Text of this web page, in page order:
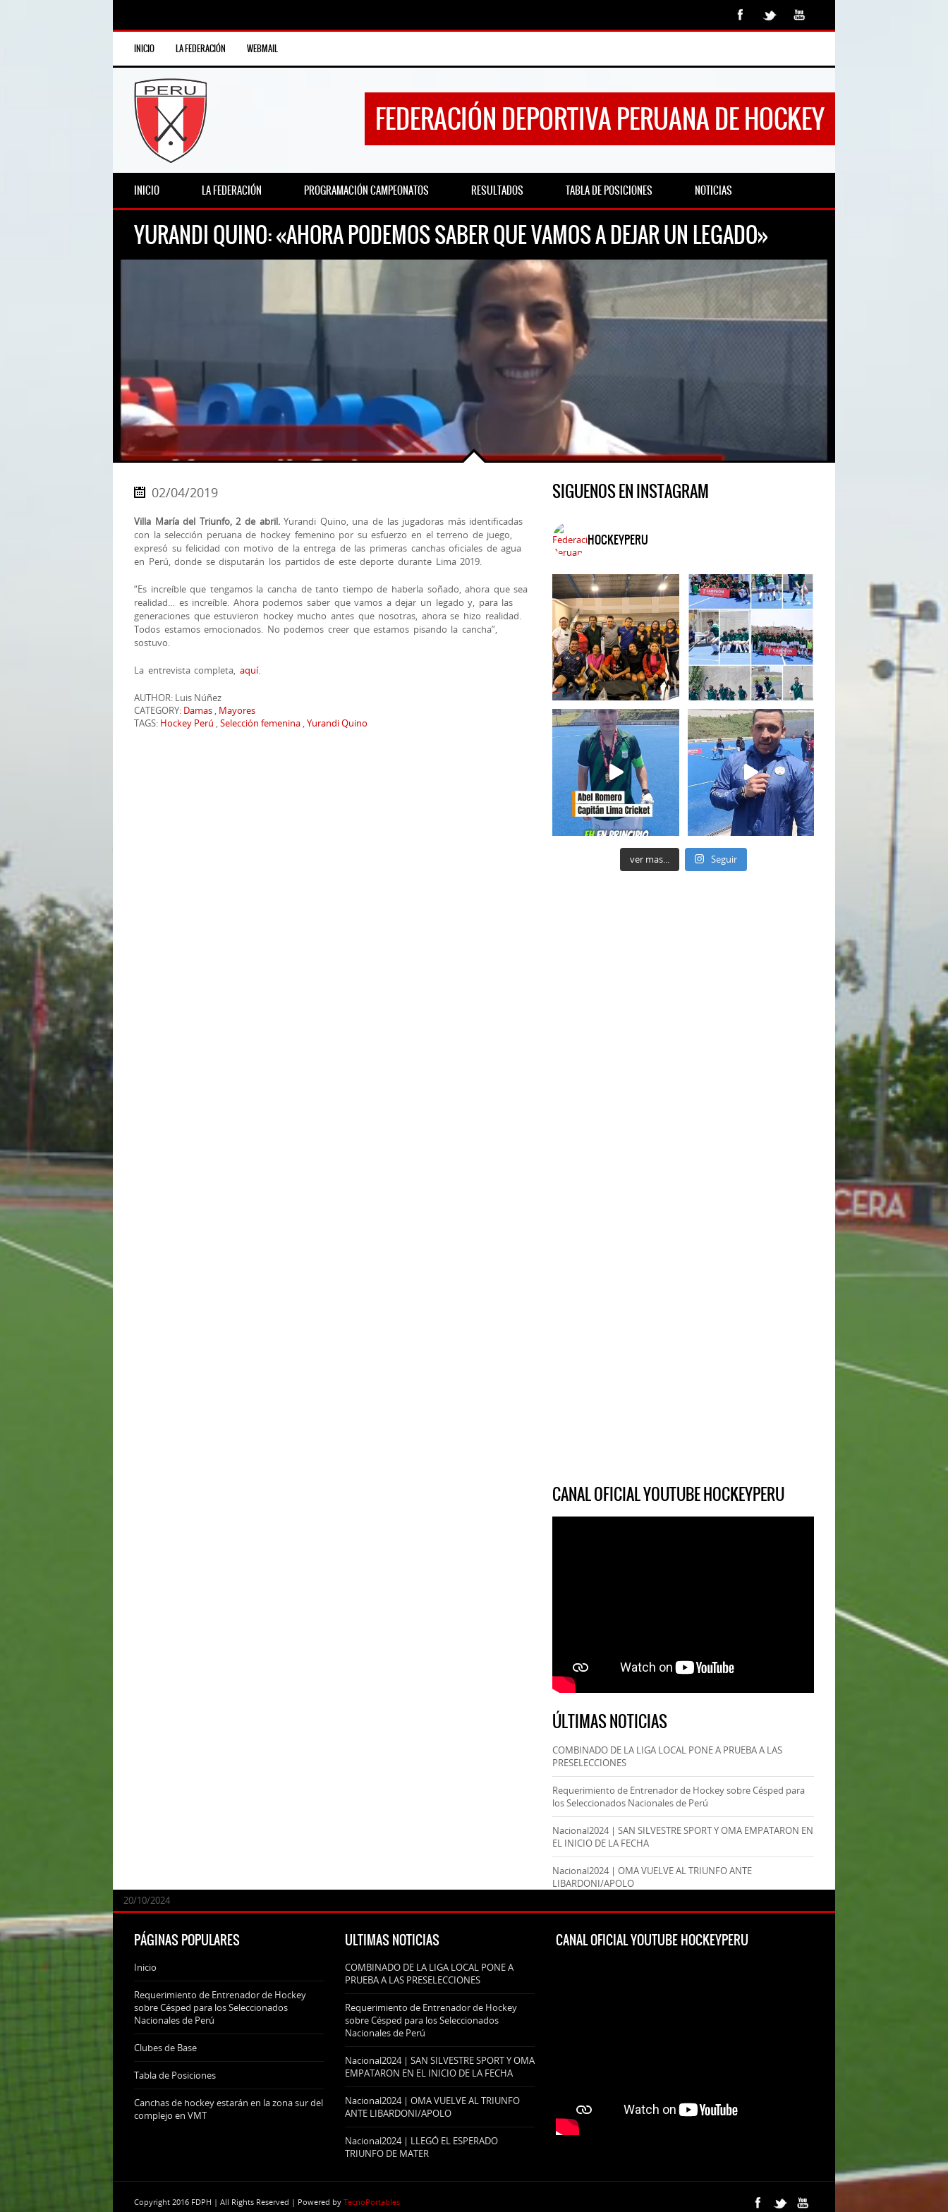
INICIO LA FEDERACIÓN WEBMAIL
FEDERACIÓN DEPORTIVA PERUANA DE HOCKEY
INICIO LA FEDERACIÓN PROGRAMACIÓN CAMPEONATOS RESULTADOS TABLA DE POSICIONES NOTICIAS
YURANDI QUINO: «AHORA PODEMOS SABER QUE VAMOS A DEJAR UN LEGADO»
02/04/2019
Villa María del Triunfo, 2 de abril.Yurandi Quino, una de las jugadoras más identificadas
con la selección peruana de hockey femenino por su esfuerzo en el terreno de juego,
expresó su felicidad con motivo de la entrega de las primeras canchas oficiales de agua
en Perú, donde se disputarán los partidos de este deporte durante Lima 2019.
“Es increíble que tengamos la cancha de tanto tiempo de haberla soñado, ahora que sea
realidad… es increíble. Ahora podemos saber que vamos a dejar un legado y, para las
generaciones que estuvieron hockey mucho antes que nosotras, ahora se hizo realidad.
Todos estamos emocionados. No podemos creer que estamos pisando la cancha”,
sostuvo.
La entrevista completa, aquí.
AUTHOR: Luis Núñez
CATEGORY: Damas , Mayores
TAGS: Hockey Perú ,Selección femenina ,Yurandi Quino
SIGUENOS EN INSTAGRAM
HOCKEYPERU
ver mas... Seguir
CANAL OFICIAL YOUTUBE HOCKEYPERU
ÚLTIMAS NOTICIAS
COMBINADO DE LA LIGA LOCAL PONE A PRUEBA A LAS
PRESELECCIONES
24/09/2025
Requerimiento de Entrenador de Hockey sobre Césped para
los Seleccionados Nacionales de Perú
07/11/2024
Nacional2024 | SAN SILVESTRE SPORT Y OMA EMPATARON EN
EL INICIO DE LA FECHA
20/10/2024
Nacional2024 | OMA VUELVE AL TRIUNFO ANTE
LIBARDONI/APOLO
20/10/2024
PÁGINAS POPULARES
Inicio
Requerimiento de Entrenador de Hockey
sobre Césped para los Seleccionados
Nacionales de Perú
Clubes de Base
Tabla de Posiciones
Canchas de hockey estarán en la zona sur del
complejo en VMT
ULTIMAS NOTICIAS
COMBINADO DE LA LIGA LOCAL PONE A
PRUEBA A LAS PRESELECCIONES
Requerimiento de Entrenador de Hockey
sobre Césped para los Seleccionados
Nacionales de Perú
Nacional2024 | SAN SILVESTRE SPORT Y OMA
EMPATARON EN EL INICIO DE LA FECHA
Nacional2024 | OMA VUELVE AL TRIUNFO
ANTE LIBARDONI/APOLO
Nacional2024 | LLEGÓ EL ESPERADO
TRIUNFO DE MATER
CANAL OFICIAL YOUTUBE HOCKEYPERU
Copyright 2016 FDPH | All Rights Reserved | Powered by TecnoPortables